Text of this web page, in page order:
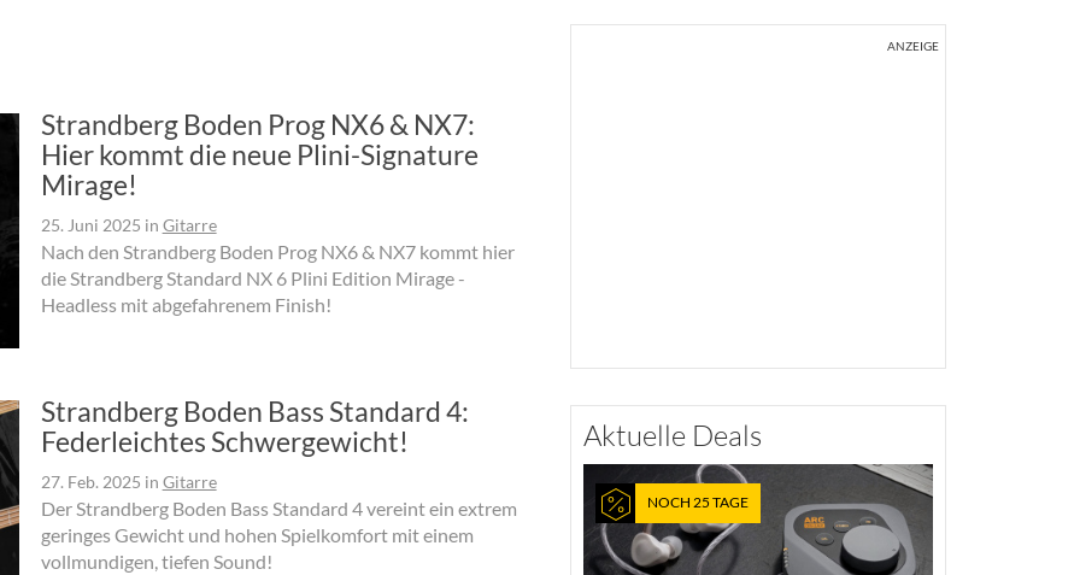
Strandberg Boden Prog NX6 & NX7:
Hier kommt die neue Plini-Signature
Mirage!
25. Juni 2025 in Gitarre
Nach den Strandberg Boden Prog NX6 & NX7 kommt hier
die Strandberg Standard NX 6 Plini Edition Mirage -
Headless mit abgefahrenem Finish!
Strandberg Boden Bass Standard 4:
Federleichtes Schwergewicht!
27. Feb. 2025 in Gitarre
Der Strandberg Boden Bass Standard 4 vereint ein extrem
geringes Gewicht und hohen Spielkomfort mit einem
vollmundigen, tiefen Sound!
ANZEIGE
Aktuelle Deals
NOCH 25 TAGE